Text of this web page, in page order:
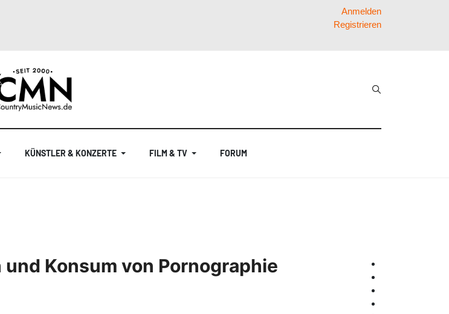
Anmelden
Registrieren
KÜNSTLER & KONZERTE FILM & TV FORUM
Konsum von Pornographie